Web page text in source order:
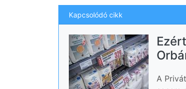
Kapcsolódó cikk
A